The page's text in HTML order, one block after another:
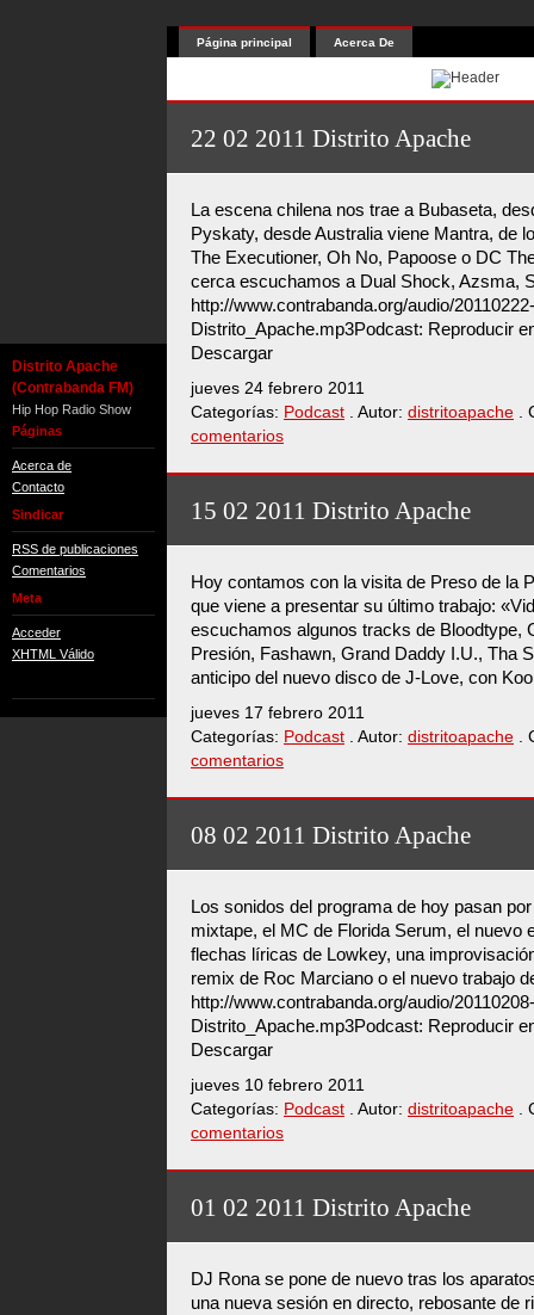
Distrito Apache
(Contrabanda FM)
Hip Hop Radio Show
Páginas
Acerca de
Contacto
Sindicar
RSS de publicaciones
Comentarios
Meta
Acceder
XHTML Válido
Página principal Acerca De
22 02 2011 Distrito Apache
La escena chilena nos trae a Bubaseta,
Pyskaty, desde Australia viene Mantra, de
The Executioner, Oh No, Papoose o DC
cerca escuchamos a Dual Shock, Azsma,
http://www.contrabanda.org/audio/20110222-
Distrito_Apache.mp3Podcast: Reproducir
Descargar
jueves 24 febrero 2011
Categorías: Podcast . Autor: distritoapache .
comentarios
15 02 2011 Distrito Apache
Hoy contamos con la visita de Preso de la
que viene a presentar su último trabajo:
escuchamos algunos tracks de Bloodtype,
Presión, Fashawn, Grand Daddy I.U., Tha
anticipo del nuevo disco de J-Love, con
jueves 17 febrero 2011
Categorías: Podcast . Autor: distritoapache .
comentarios
08 02 2011 Distrito Apache
Los sonidos del programa de hoy pasan
mixtape, el MC de Florida Serum, el nuevo
flechas líricas de Lowkey, una
remix de Roc Marciano o el nuevo trabajo
http://www.contrabanda.org/audio/20110208-
Distrito_Apache.mp3Podcast: Reproducir
Descargar
jueves 10 febrero 2011
Categorías: Podcast . Autor: distritoapache .
comentarios
01 02 2011 Distrito Apache
DJ Rona se pone de nuevo tras los
una nueva sesión en directo, rebosante de